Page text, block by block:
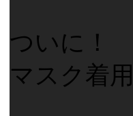
ついに！
マスク着